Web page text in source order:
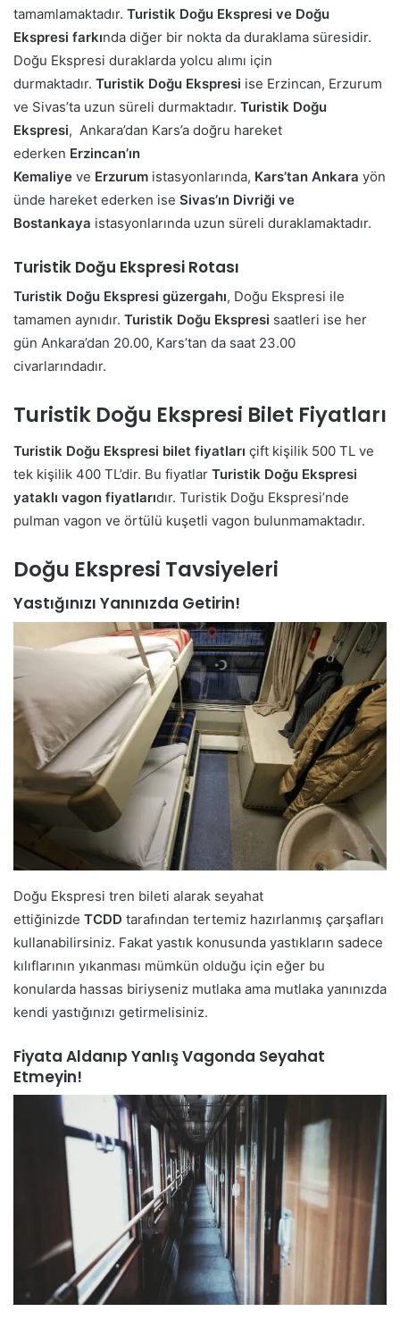
tamamlamaktadır. Turistik Doğu Ekspresi ve Doğu
Ekspresi farkında diğer bir nokta da duraklama süresidir.
Doğu Ekspresi duraklarda yolcu alımı için
durmaktadır. Turistik Doğu Ekspresi ise Erzincan, Erzurum
ve Sivas’ta uzun süreli durmaktadır. Turistik Doğu
Ekspresi, Ankara’dan Kars’a doğru hareket
ederken Erzincan’ın
Kemaliye ve Erzurum istasyonlarında, Kars’tan Ankara yön
ünde hareket ederken ise Sivas’ın Divriği ve
Bostankaya istasyonlarında uzun süreli duraklamaktadır.
Turistik Doğu Ekspresi Rotası
Turistik Doğu Ekspresi güzergahı, Doğu Ekspresi ile
tamamen aynıdır. Turistik Doğu Ekspresi saatleri ise her
gün Ankara’dan 20.00, Kars’tan da saat 23.00
civarlarındadır.
Turistik Doğu Ekspresi Bilet Fiyatları
Turistik Doğu Ekspresi bilet fiyatları çift kişilik 500 TL ve
tek kişilik 400 TL’dir. Bu fiyatlar Turistik Doğu Ekspresi
yataklı vagon fiyatlarıdır. Turistik Doğu Ekspresi’nde
pulman vagon ve örtülü kuşetli vagon bulunmamaktadır.
Doğu Ekspresi Tavsiyeleri
Yastığınızı Yanınızda Getirin!
Doğu Ekspresi tren bileti alarak seyahat
ettiğinizde TCDD tarafından tertemiz hazırlanmış çarşafları
kullanabilirsiniz. Fakat yastık konusunda yastıkların sadece
kılıflarının yıkanması mümkün olduğu için eğer bu
konularda hassas biriyseniz mutlaka ama mutlaka yanınızda
kendi yastığınızı getirmelisiniz.
Fiyata Aldanıp Yanlış Vagonda Seyahat
Etmeyin!